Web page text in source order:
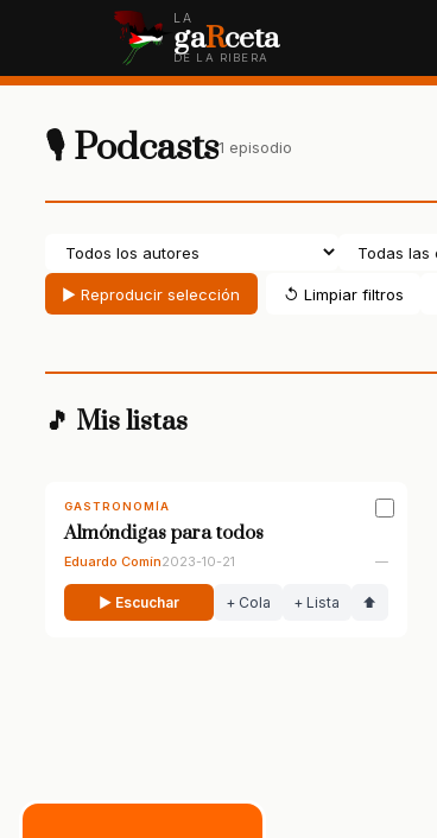
LA
gaRceta
DE LA RIBERA
🎙 Podcasts1 episodio
▶ Reproducir selección ↺ Limpiar filtros
🎵 Mis listas
GASTRONOMÍA
Almóndigas para todos
Eduardo Comín2023-10-21 —
▶ Escuchar + Cola + Lista ⬆